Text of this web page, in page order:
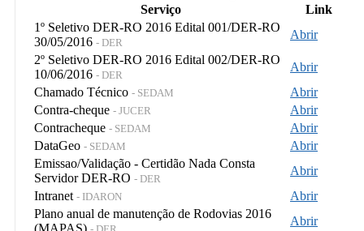
Serviço
Link
1º Seletivo DER-RO 2016 Edital 001/DER-RO
30/05/2016 - DER
Abrir
2º Seletivo DER-RO 2016 Edital 002/DER-RO
10/06/2016 - DER
Abrir
Chamado Técnico - SEDAM
Abrir
Contra-cheque - JUCER
Abrir
Contracheque - SEDAM
Abrir
DataGeo - SEDAM
Abrir
Emissao/Validação - Certidão Nada Consta
Servidor DER-RO - DER
Abrir
Intranet - IDARON
Abrir
Plano anual de manutenção de Rodovias 2016
(MAPAS)
Abrir